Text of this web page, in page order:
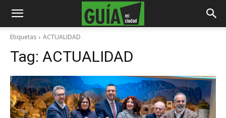
Etiquetas ACTUALIDAD
Tag: ACTUALIDAD